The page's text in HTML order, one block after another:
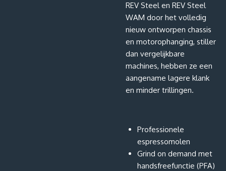
REV Steel en REV Steel
WAM door het volledig
nieuw ontworpen chassis
en motorophanging, stiller
dan vergelijkbare
machines, hebben ze een
aangename lagere klank
en minder trillingen.
Professionele
espressomolen
Grind on demand met
handsfreefunctie (PFA)